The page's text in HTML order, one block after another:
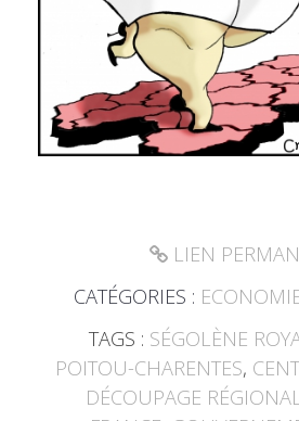
LIEN
CATÉGORIES :
TAGS : SÉGOLÈNE
POITOU-CHARENTES,
DÉCOUPAGE